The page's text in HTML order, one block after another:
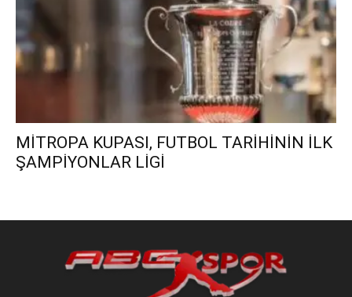
MİTROPA KUPASI, FUTBOL TARİHİNİN İLK
ŞAMPİYONLAR LİGİ